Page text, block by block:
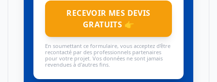
RECEVOIR MES DEVIS
GRATUITS 👉
En soumettant ce formulaire, vous acceptez d'être
recontacté par des professionnels partenaires
pour votre projet. Vos données ne sont jamais
revendues à d'autres fins.